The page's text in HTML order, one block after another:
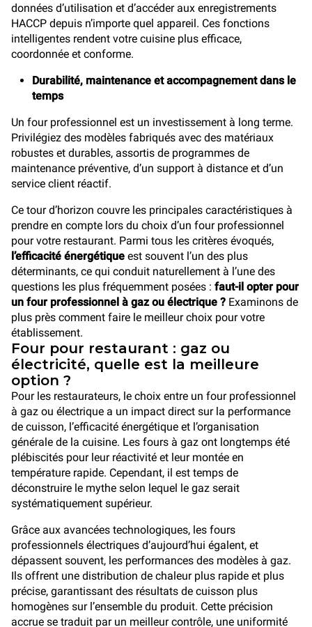
données d’utilisation et d’accéder aux enregistrements
HACCP depuis n’importe quel appareil. Ces fonctions
intelligentes rendent votre cuisine plus efficace,
coordonnée et conforme.
Durabilité, maintenance et accompagnement dans le
temps
Un four professionnel est un investissement à long terme.
Privilégiez des modèles fabriqués avec des matériaux
robustes et durables, assortis de programmes de
maintenance préventive, d’un support à distance et d’un
service client réactif.
Ce tour d’horizon couvre les principales caractéristiques à
prendre en compte lors du choix d’un four professionnel
pour votre restaurant. Parmi tous les critères évoqués,
l’efficacité énergétique est souvent l’un des plus
déterminants, ce qui conduit naturellement à l’une des
questions les plus fréquemment posées : faut-il opter pour
un four professionnel à gaz ou électrique ? Examinons de
plus près comment faire le meilleur choix pour votre
établissement.
Four pour restaurant : gaz ou
électricité, quelle est la meilleure
option ?
Pour les restaurateurs, le choix entre un four professionnel
à gaz ou électrique a un impact direct sur la performance
de cuisson, l’efficacité énergétique et l’organisation
générale de la cuisine. Les fours à gaz ont longtemps été
plébiscités pour leur réactivité et leur montée en
température rapide. Cependant, il est temps de
déconstruire le mythe selon lequel le gaz serait
systématiquement supérieur.
Grâce aux avancées technologiques, les fours
professionnels électriques d’aujourd’hui égalent, et
dépassent souvent, les performances des modèles à gaz.
Ils offrent une distribution de chaleur plus rapide et plus
précise, garantissant des résultats de cuisson plus
homogènes sur l’ensemble du produit. Cette précision
accrue se traduit par un meilleur contrôle, une uniformité